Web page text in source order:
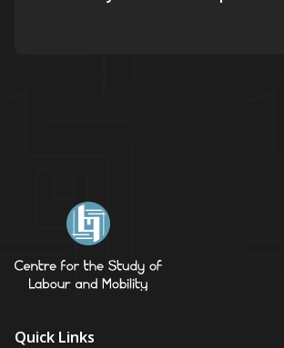
Quick Links